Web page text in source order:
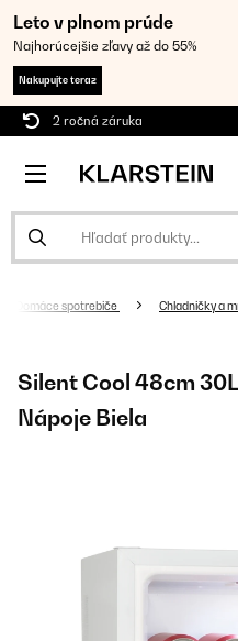
Leto v plnom prúde
Najhorúcejšie zľavy až do 55%
Nakupujte teraz
2 ročná záruka
Domáce spotrebiče Chladničky a
Silent Cool 48cm
Nápoje Biela